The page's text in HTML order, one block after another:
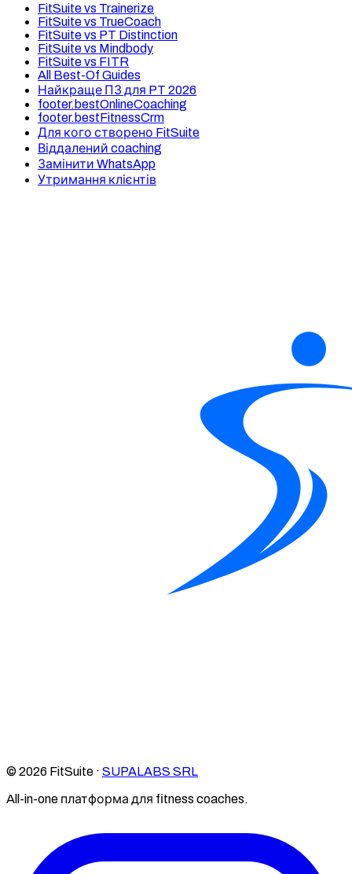
FitSuite vs Trainerize
FitSuite vs TrueCoach
FitSuite vs PT Distinction
FitSuite vs Mindbody
FitSuite vs FITR
All Best-Of Guides
Найкраще ПЗ для PT 2026
footer.bestOnlineCoaching
footer.bestFitnessCrm
Для кого створено FitSuite
Віддалений coaching
Замінити WhatsApp
Утримання клієнтів
© 2026 FitSuite · SUPALABS SRL
All-in-one платформа для fitness coaches.